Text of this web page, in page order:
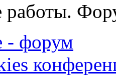
работы.
- форум